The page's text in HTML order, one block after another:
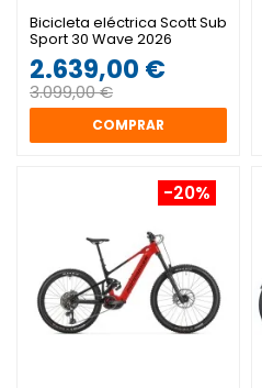
Bicicleta eléctrica Scott Sub
Sport 30 Wave 2026
2.639,00 €
3.099,00 €
COMPRAR
-20%